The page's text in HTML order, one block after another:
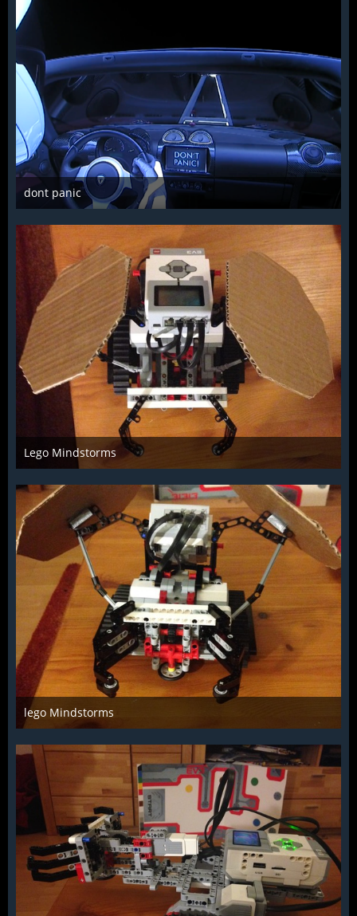
dont panic
Troll
6. Februar 2018
954
0 2
Lego Mindstorms
Troll
15. Januar 2017
1.493
6 0
lego Mindstorms
Troll
15. Januar 2017
1.493
8 0